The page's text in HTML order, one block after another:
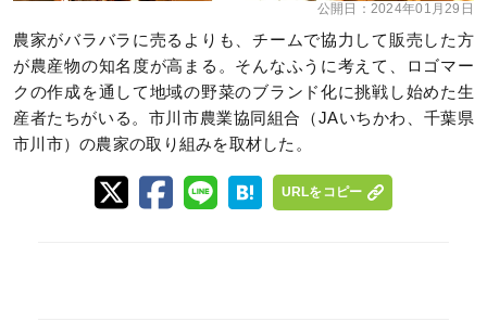
公開日： 2024年01月29日
農家がバラバラに売るよりも、チームで協力して販売した方
が農産物の知名度が高まる。そんなふうに考えて、ロゴマー
クの作成を通して地域の野菜のブランド化に挑戦し始めた生
産者たちがいる。市川市農業協同組合（JAいちかわ、千葉県
市川市）の農家の取り組みを取材した。
URLをコピー